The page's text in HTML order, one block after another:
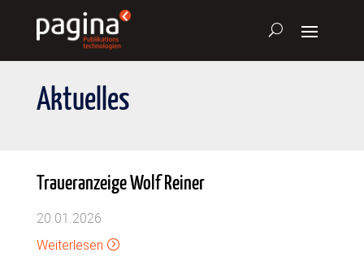
Aktuelles
Traueranzeige Wolf Reiner
20.01.2026
Weiterlesen =